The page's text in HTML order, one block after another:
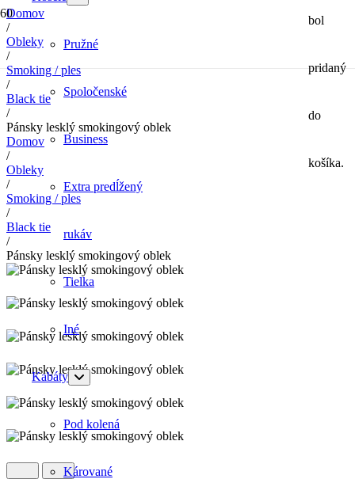
Pružné
Spoločenské
Business
Extra predĺžený
rukáv
Tielka
Iné
Kabáty
Pod kolená
Kárované
bol
pridaný
do
košíka.
Domov
/
Obleky
/
Smoking / ples
/
Black tie
/
Pánsky lesklý smokingový oblek
Domov
/
Obleky
/
Smoking / ples
/
Black tie
/
Pánsky lesklý smokingový oblek